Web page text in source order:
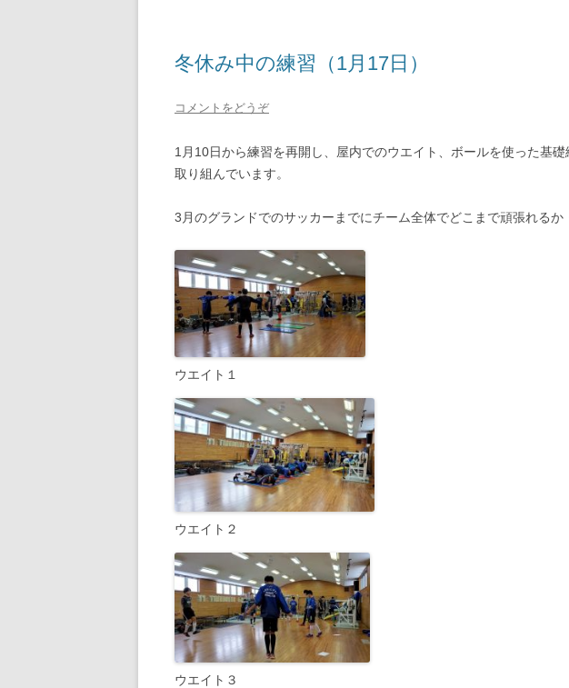
冬休み中の練習（1月17日）
コメントをどうぞ
1月10日から練習を再開し、屋内でのウエイト、ボールを使った基
取り組んでいます。
3月のグランドでのサッカーまでにチーム全体でどこまで頑張れるか
ウエイト１
ウエイト２
ウエイト３